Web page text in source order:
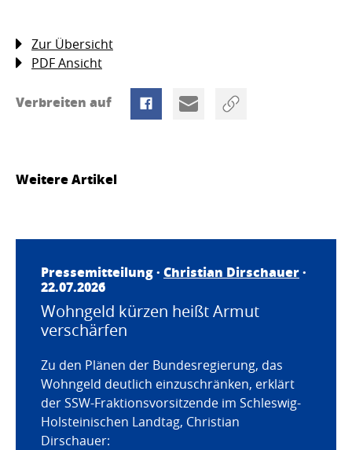
Zur Übersicht
PDF Ansicht
Verbreiten auf
Weitere Artikel
Pressemitteilung · Christian Dirschauer·
22.07.2026
Wohngeld kürzen heißt Armut
verschärfen
Zu den Plänen der Bundesregierung, das
Wohngeld deutlich einzuschränken, erklärt
der SSW-Fraktionsvorsitzende im Schleswig-
Holsteinischen Landtag, Christian
Dirschauer: